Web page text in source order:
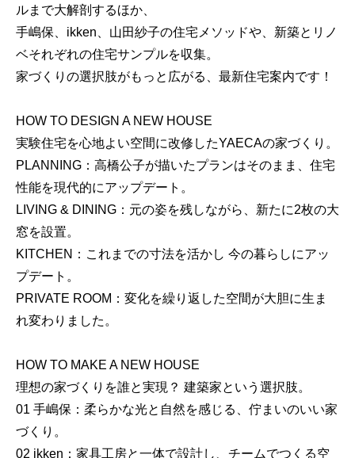
ルまで大解剖するほか、
手嶋保、ikken、山田紗子の住宅メソッドや、新築とリノ
ベそれぞれの住宅サンプルを収集。
家づくりの選択肢がもっと広がる、最新住宅案内です！
HOW TO DESIGN A NEW HOUSE
実験住宅を心地よい空間に改修したYAECAの家づくり。
PLANNING：高橋公子が描いたプランはそのまま、住宅
性能を現代的にアップデート。
LIVING & DINING：元の姿を残しながら、新たに2枚の大
窓を設置。
KITCHEN：これまでの寸法を活かし 今の暮らしにアッ
プデート。
PRIVATE ROOM：変化を繰り返した空間が大胆に生ま
れ変わりました。
HOW TO MAKE A NEW HOUSE
理想の家づくりを誰と実現？ 建築家という選択肢。
01 手嶋保：柔らかな光と自然を感じる、佇まいのいい家
づくり。
02 ikken：家具工房と一体で設計し、チームでつくる空